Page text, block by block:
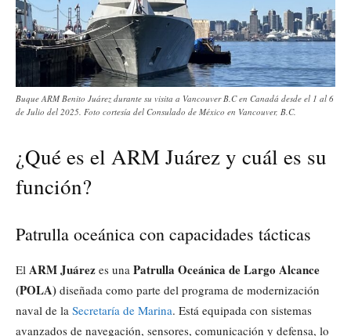
Buque ARM Benito Juárez durante su visita a Vancouver B.C en Canadá desde el 1 al 6
de Julio del 2025. Foto cortesía del Consulado de México en Vancouver, B.C.
¿Qué es el ARM Juárez y cuál es su
función?
Patrulla oceánica con capacidades tácticas
El ARM Juárez es una Patrulla Oceánica de Largo Alcance
(POLA) diseñada como parte del programa de modernización
naval de la Secretaría de Marina. Está equipada con sistemas
avanzados de navegación, sensores, comunicación y defensa, lo